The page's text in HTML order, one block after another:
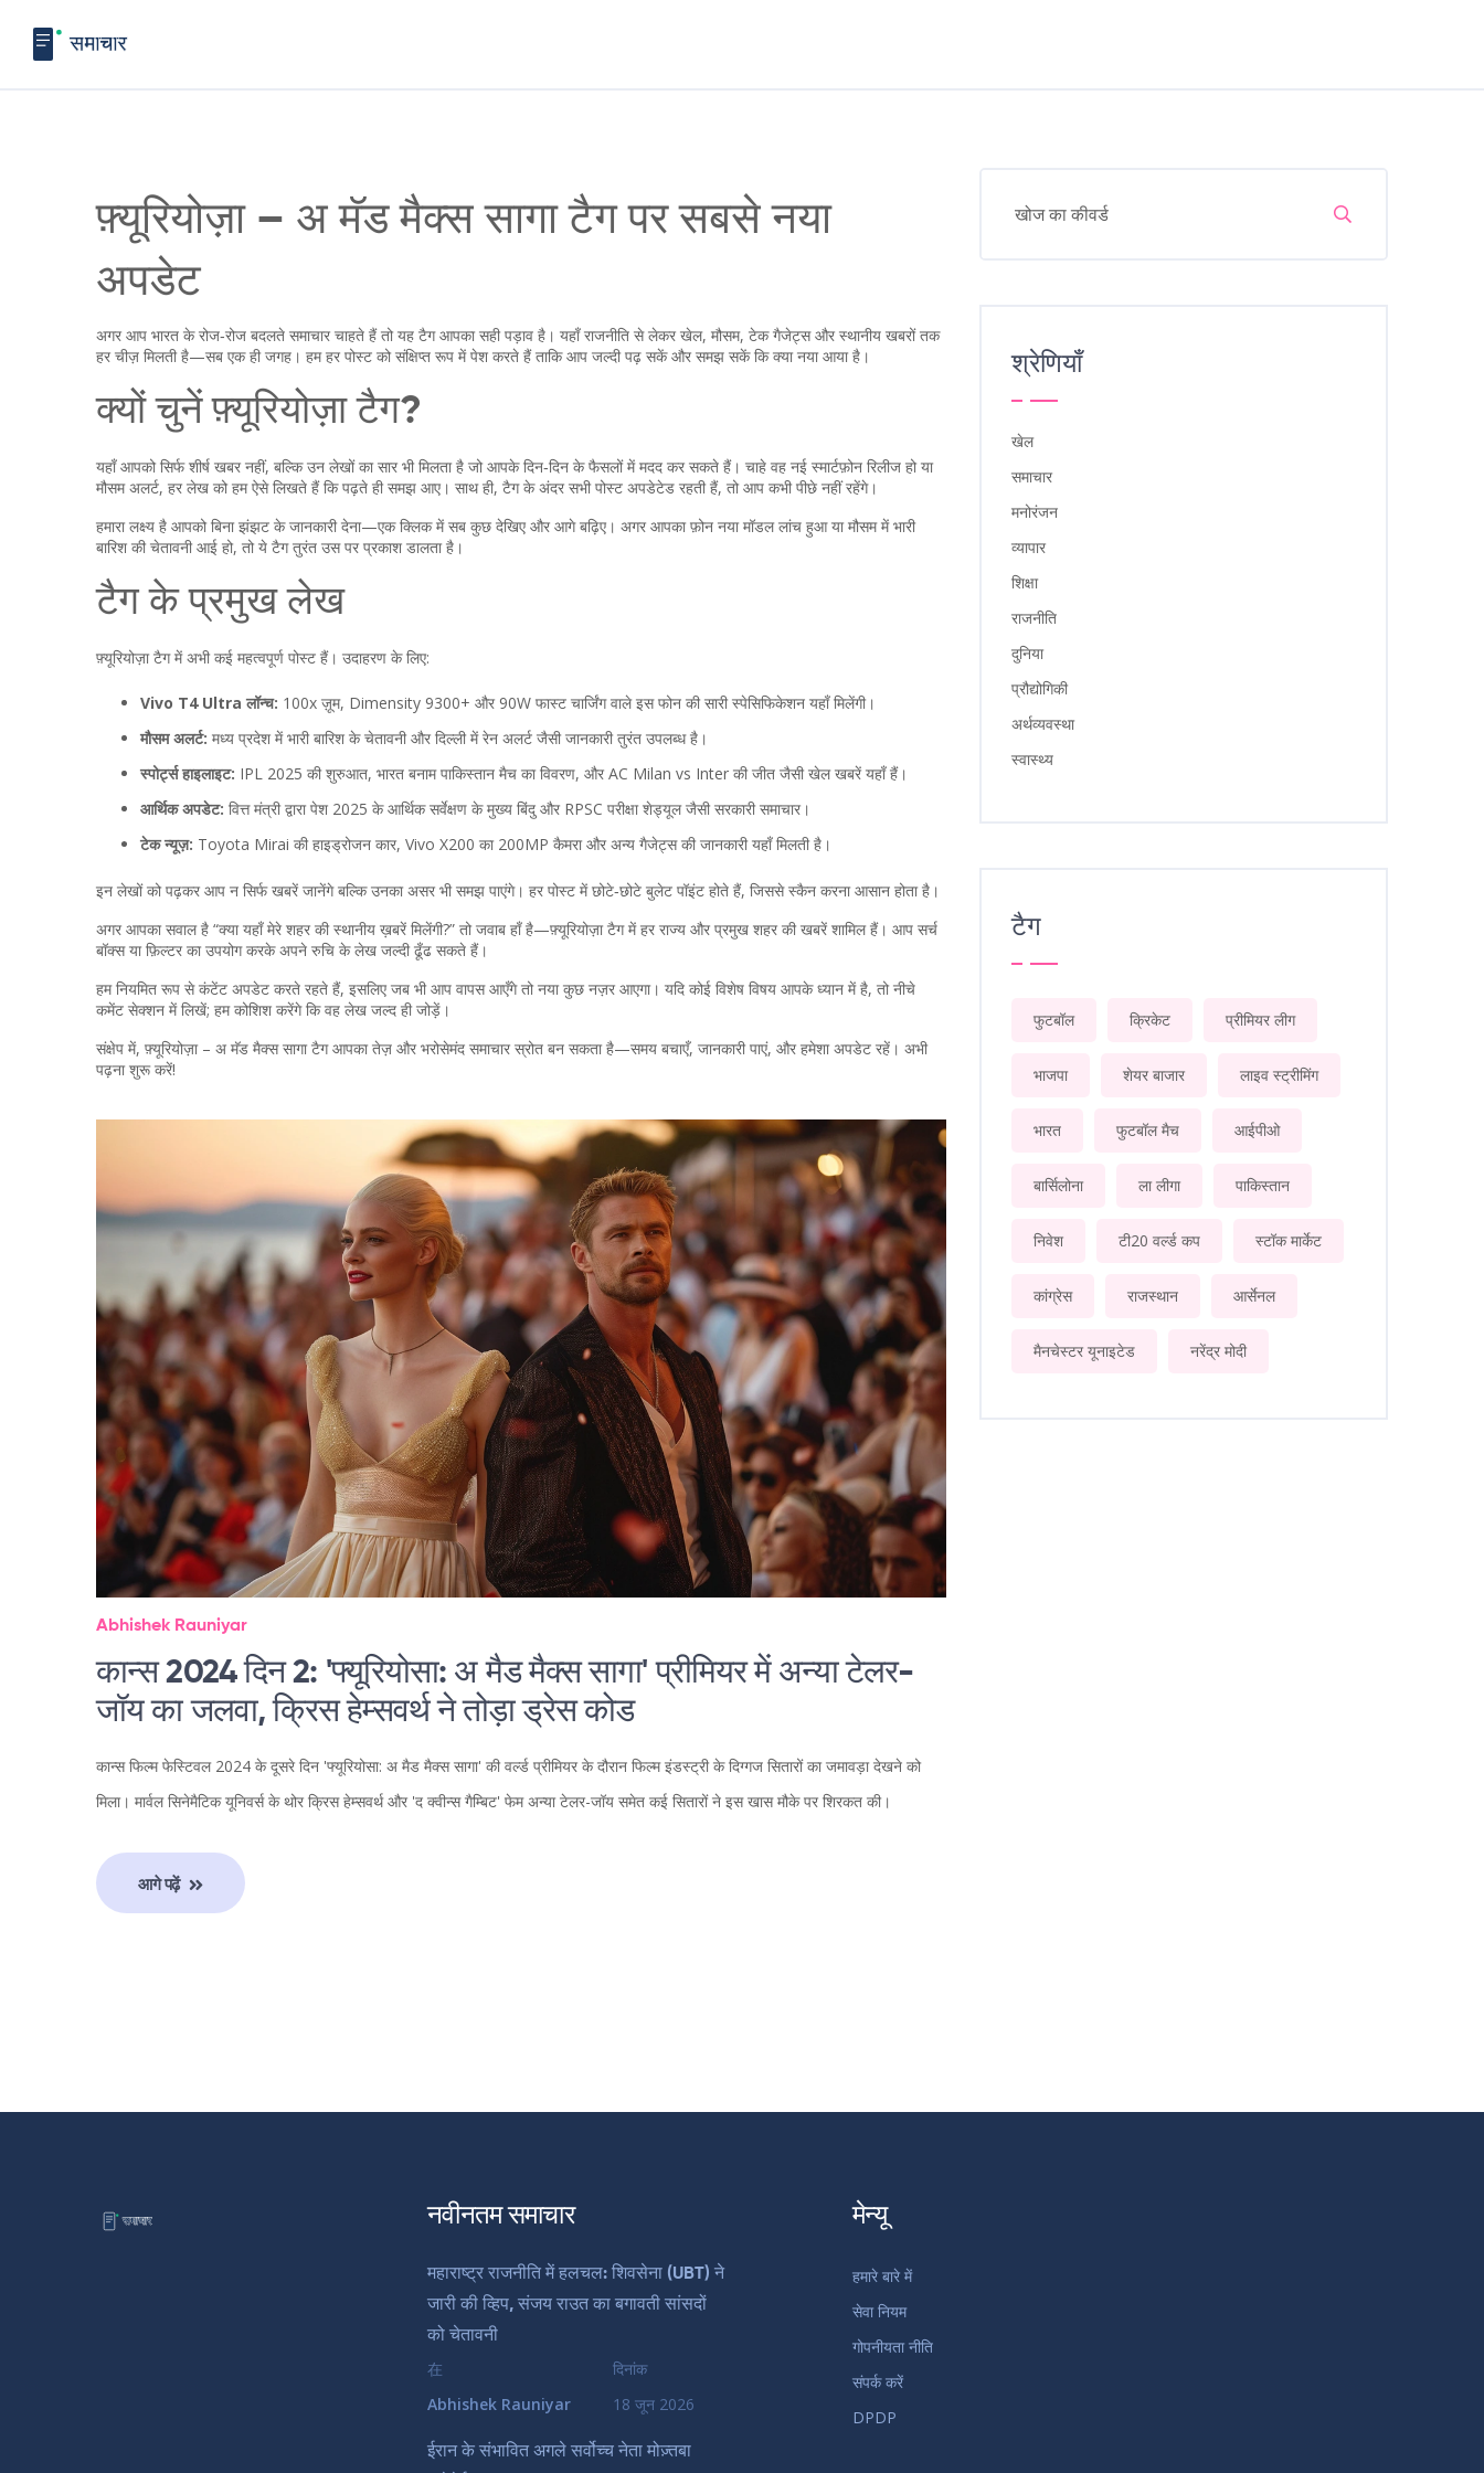
फ़्यूरियोज़ा – अ मॅड मैक्स सागा टैग पर सबसे नया
अपडेट
अगर आप भारत के रोज‑रोज बदलते समाचार चाहते हैं तो यह टैग आपका सही पड़ाव है। यहाँ राजनीति से लेकर खेल, मौसम, टेक गैजेट्स और स्थानीय खबरों तक
हर चीज़ मिलती है—सब एक ही जगह। हम हर पोस्ट को संक्षिप्त रूप में पेश करते हैं ताकि आप जल्दी पढ़ सकें और समझ सकें कि क्या नया आया है।
क्यों चुनें फ़्यूरियोज़ा टैग?
यहाँ आपको सिर्फ शीर्ष खबर नहीं, बल्कि उन लेखों का सार भी मिलता है जो आपके दिन‑दिन के फैसलों में मदद कर सकते हैं। चाहे वह नई स्मार्टफ़ोन रिलीज हो या
मौसम अलर्ट, हर लेख को हम ऐसे लिखते हैं कि पढ़ते ही समझ आए। साथ ही, टैग के अंदर सभी पोस्ट अपडेटेड रहती हैं, तो आप कभी पीछे नहीं रहेंगे।
हमारा लक्ष्य है आपको बिना झंझट के जानकारी देना—एक क्लिक में सब कुछ देखिए और आगे बढ़िए। अगर आपका फ़ोन नया मॉडल लांच हुआ या मौसम में भारी
बारिश की चेतावनी आई हो, तो ये टैग तुरंत उस पर प्रकाश डालता है।
टैग के प्रमुख लेख
फ़्यूरियोज़ा टैग में अभी कई महत्वपूर्ण पोस्ट हैं। उदाहरण के लिए:
Vivo T4 Ultra लॉन्च: 100x ज़ूम, Dimensity 9300+ और 90W फास्ट चार्जिंग वाले इस फोन की सारी स्पेसिफिकेशन यहाँ मिलेंगी।
मौसम अलर्ट: मध्य प्रदेश में भारी बारिश के चेतावनी और दिल्ली में रेन अलर्ट जैसी जानकारी तुरंत उपलब्ध है।
स्पोर्ट्स हाइलाइट: IPL 2025 की शुरुआत, भारत बनाम पाकिस्तान मैच का विवरण, और AC Milan vs Inter की जीत जैसी खेल खबरें यहाँ हैं।
आर्थिक अपडेट: वित्त मंत्री द्वारा पेश 2025 के आर्थिक सर्वेक्षण के मुख्य बिंदु और RPSC परीक्षा शेड्यूल जैसी सरकारी समाचार।
टेक न्यूज़: Toyota Mirai की हाइड्रोजन कार, Vivo X200 का 200MP कैमरा और अन्य गैजेट्स की जानकारी यहाँ मिलती है।
इन लेखों को पढ़कर आप न सिर्फ खबरें जानेंगे बल्कि उनका असर भी समझ पाएंगे। हर पोस्ट में छोटे‑छोटे बुलेट पॉइंट होते हैं, जिससे स्कैन करना आसान होता है।
अगर आपका सवाल है “क्या यहाँ मेरे शहर की स्थानीय ख़बरें मिलेंगी?” तो जवाब हाँ है—फ़्यूरियोज़ा टैग में हर राज्य और प्रमुख शहर की खबरें शामिल हैं। आप सर्च
बॉक्स या फ़िल्टर का उपयोग करके अपने रुचि के लेख जल्दी ढूँढ सकते हैं।
हम नियमित रूप से कंटेंट अपडेट करते रहते हैं, इसलिए जब भी आप वापस आएँगे तो नया कुछ नज़र आएगा। यदि कोई विशेष विषय आपके ध्यान में है, तो नीचे
कमेंट सेक्शन में लिखें; हम कोशिश करेंगे कि वह लेख जल्द ही जोड़ें।
संक्षेप में, फ़्यूरियोज़ा – अ मॅड मैक्स सागा टैग आपका तेज़ और भरोसेमंद समाचार स्रोत बन सकता है—समय बचाएँ, जानकारी पाएं, और हमेशा अपडेट रहें। अभी
पढ़ना शुरू करें!
Abhishek Rauniyar
कान्स 2024 दिन 2: 'फ्यूरियोसा: अ मैड मैक्स सागा' प्रीमियर में अन्या टेलर-
जॉय का जलवा, क्रिस हेम्सवर्थ ने तोड़ा ड्रेस कोड
कान्स फिल्म फेस्टिवल 2024 के दूसरे दिन 'फ्यूरियोसा: अ मैड मैक्स सागा' की वर्ल्ड प्रीमियर के दौरान फिल्म इंडस्ट्री के दिग्गज सितारों का जमावड़ा देखने को
मिला। मार्वल सिनेमैटिक यूनिवर्स के थोर क्रिस हेम्सवर्थ और 'द क्वीन्स गैम्बिट' फेम अन्या टेलर-जॉय समेत कई सितारों ने इस खास मौके पर शिरकत की।
आगे पढ़ें
श्रेणियाँ
खेल
समाचार
मनोरंजन
व्यापार
शिक्षा
राजनीति
दुनिया
प्रौद्योगिकी
अर्थव्यवस्था
स्वास्थ्य
टैग
फुटबॉल क्रिकेट प्रीमियर लीग
भाजपा शेयर बाजार लाइव स्ट्रीमिंग
भारत फुटबॉल मैच आईपीओ
बार्सिलोना ला लीगा पाकिस्तान
निवेश टी20 वर्ल्ड कप स्टॉक मार्केट
कांग्रेस राजस्थान आर्सेनल
मैनचेस्टर यूनाइटेड नरेंद्र मोदी
नवीनतम समाचार
महाराष्ट्र राजनीति में हलचल: शिवसेना (UBT) ने
जारी की व्हिप, संजय राउत का बगावती सांसदों
को चेतावनी
在
Abhishek Rauniyar
दिनांक
18 जून 2026
ईरान के संभावित अगले सर्वोच्च नेता मोज़्तबा
मेन्यू
हमारे बारे में
सेवा नियम
गोपनीयता नीति
संपर्क करें
DPDP